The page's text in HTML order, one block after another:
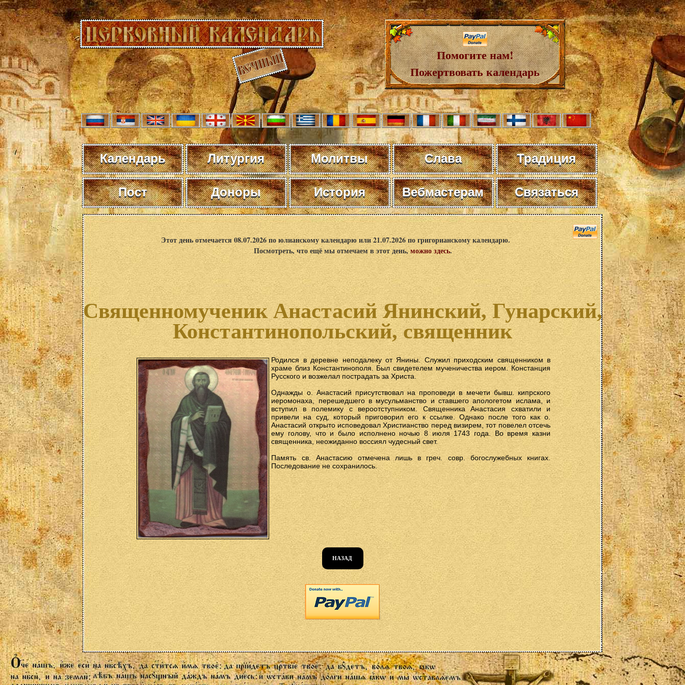
Помогите нам!
Пожертвовать календарь
Календарь Литургия Молитвы Слава Традиция
Пост Доноры История Вебмастерам Связаться
Этот день отмечается 08.07.2026 по юлианскому календарю или 21.07.2026 по григорианскому календарю.
Посмотреть, что ещё мы отмечаем в этот день,можно здесь.
Священномученик Анастасий Янинский, Гунарский,
Константинопольский, священник
Родился в деревне неподалеку от Янины. Служил приходским священником в
храме близ Константинополя. Был свидетелем мученичества иером. Констанция
Русского и возжелал пострадать за Христа.
Однажды о. Анастасий присутствовал на проповеди в мечети бывш. кипрского
иеромонаха, перешедшего в мусульманство и ставшего апологетом ислама, и
вступил в полемику с вероотступником. Священника Анастасия схватили и
привели на суд, который приговорил его к ссылке. Однако после того как о.
Анастасий открыто исповедовал Христианство перед визирем, тот повелел отсечь
ему голову, что и было исполнено ночью 8 июля 1743 года. Во время казни
священника, неожиданно воссиял чудесный свет.
Память св. Анастасию отмечена лишь в греч. совр. богослужебных книгах.
Последование не сохранилось.
НАЗАД